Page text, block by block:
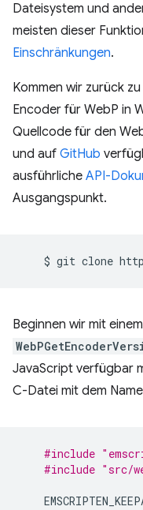
Dateisystem und
meisten dieser
Einschränkungen.
Kommen wir zurück
Encoder für WebP in
Quellcode für den
und auf GitHub
ausführliche API-
Ausgangspunkt.
$ git clone
Beginnen wir mit
JavaScript verfügbar
C-Datei mit dem
#include
#include "src/